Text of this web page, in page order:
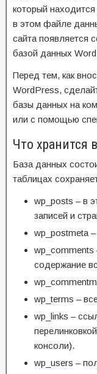
который
в этом файле
сайта появляется
базой данных
Перед тем, как
WordPress,
базы данных на
или с помощью
Что хранится
База данных
таблицах
wp_posts – в
записей и
wp_postmeta
wp_comments
содержание
wp_terms –
wp_links –
консоли).
wp_users –